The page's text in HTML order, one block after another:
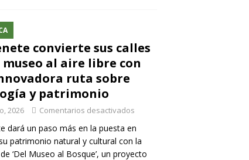
convierte sus calles
museo al aire libre con
ruta sobre
y patrimonio
2026 Comentarios desactivados
dará un paso más en la puesta en
patrimonio natural y cultural con la
‘Del Museo al Bosque’, un proyecto